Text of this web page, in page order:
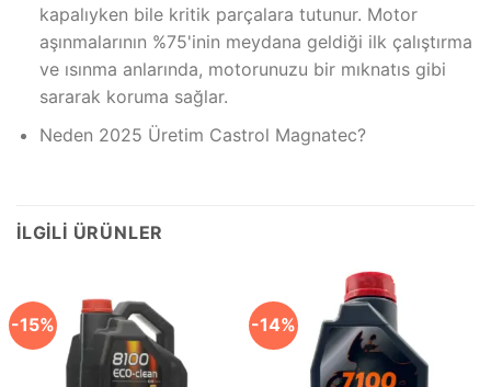
kapalıyken bile kritik parçalara tutunur. Motor
aşınmalarının %75'inin meydana geldiği ilk çalıştırma
ve ısınma anlarında, motorunuzu bir mıknatıs gibi
sararak koruma sağlar.
Neden 2025 Üretim Castrol Magnatec?
İLGILI ÜRÜNLER
-15% -14%